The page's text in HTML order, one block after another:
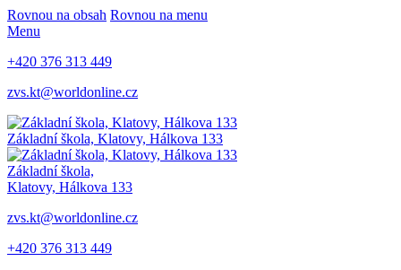
Rovnou na obsah Rovnou na menu
Menu
+420 376 313 449
zvs.kt@worldonline.cz
Základní škola, Klatovy, Hálkova 133
Základní škola,
Klatovy, Hálkova 133
zvs.kt@worldonline.cz
+420 376 313 449